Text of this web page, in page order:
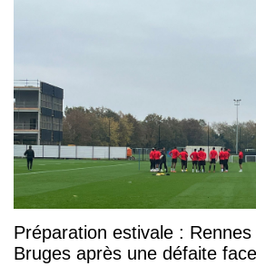
Préparation estivale : Rennes
Bruges après une défaite